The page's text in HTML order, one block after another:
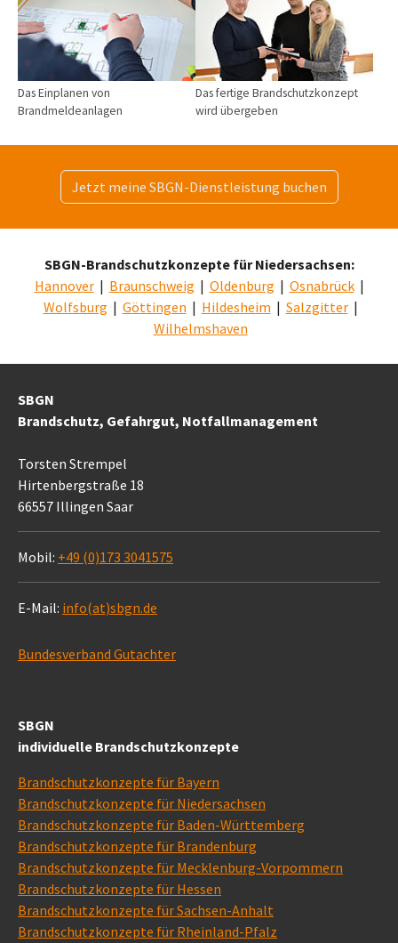
Das Einplanen von
Brandmeldeanlagen
Das fertige Brandschutzkonzept
wird übergeben
Jetzt meine SBGN-Dienstleistung buchen
SBGN-Brandschutzkonzepte für Niedersachsen:
Hannover| Braunschweig | Oldenburg | Osnabrück|
Wolfsburg | Göttingen | Hildesheim | Salzgitter|
Wilhelmshaven
SBGN
Brandschutz, Gefahrgut, Notfallmanagement
Torsten Strempel
Hirtenbergstraße 18
66557 Illingen Saar
Mobil: +49 (0)173 3041575
E-Mail: info(at)sbgn.de
Bundesverband Gutachter
SBGN
individuelle Brandschutzkonzepte
Brandschutzkonzepte für Bayern
Brandschutzkonzepte für Niedersachsen
Brandschutzkonzepte für Baden-Württemberg
Brandschutzkonzepte für Brandenburg
Brandschutzkonzepte für Mecklenburg-Vorpommern
Brandschutzkonzepte für Hessen
Brandschutzkonzepte für Sachsen-Anhalt
Brandschutzkonzepte für Rheinland-Pfalz